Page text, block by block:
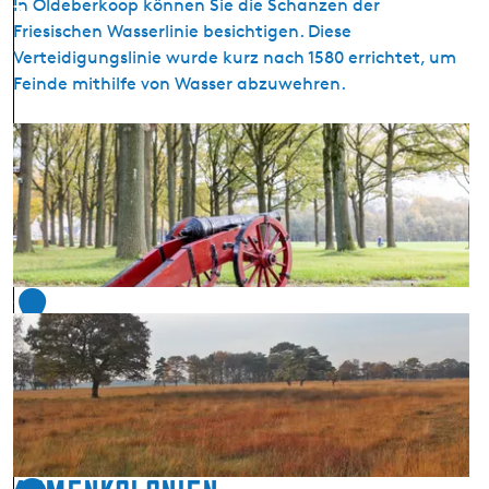
7
In Oldeberkoop können Sie die Schanzen der
Friesischen Wasserlinie besichtigen. Diese
Verteidigungslinie wurde kurz nach 1580 errichtet, um
Feinde mithilfe von Wasser abzuwehren.
D
i
e
F
r
i
e
s
i
s
c
h
e
W
1
8